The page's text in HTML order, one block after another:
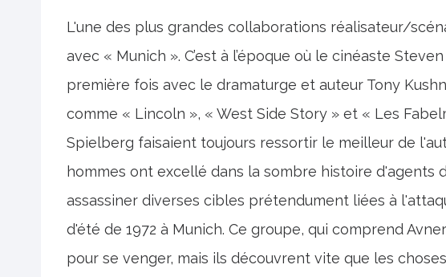
L'une des plus grandes collaborations réalisateur/
avec « Munich ». C’est à l’époque où le cinéaste
première fois avec le dramaturge et auteur Tony
comme « Lincoln », « West Side Story » et « Les
Spielberg faisaient toujours ressortir le meilleur de
hommes ont excellé dans la sombre histoire d'agents
assassiner diverses cibles prétendument liées à
d'été de 1972 à Munich. Ce groupe, qui comprend
pour se venger, mais ils découvrent vite que les